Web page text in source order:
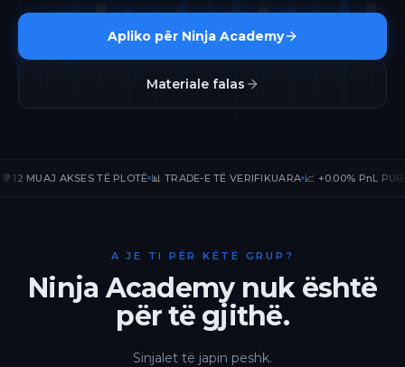
Apliko për Ninja Academy
Materiale falas
AKSES TË PLOTË 📊 TRADE-E TË VERIFIKUARA 📈 +0.00% PnL PUBLIK 🛡️
A JE TI PËR KËTË GRUP?
Ninja Academy nuk është
për të gjithë.
Sinjalet të japin peshk.